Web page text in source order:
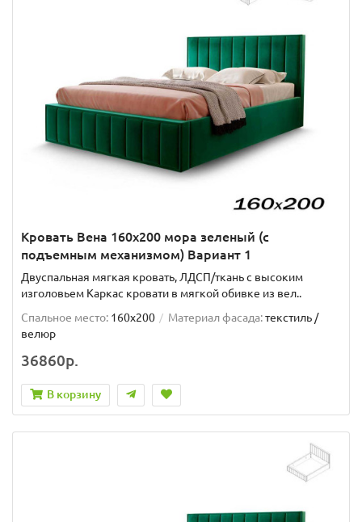
Кровать Вена 160х200 мора зеленый (с
подъемным механизмом) Вариант 1
Двуспальная мягкая кровать, ЛДСП/ткань с высоким
изголовьем Каркас кровати в мягкой обивке из вел..
Спальное место: 160x200 Материал фасада:текстиль /
велюр
36860р.
В корзину